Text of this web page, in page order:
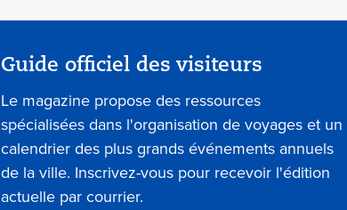
Guide officiel des visiteurs
Le magazine propose des ressources
spécialisées dans l'organisation de voyages et un
calendrier des plus grands événements annuels
de la ville. Inscrivez-vous pour recevoir l'édition
actuelle par courrier.